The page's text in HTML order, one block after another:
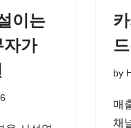
이는
자가
by
매
채